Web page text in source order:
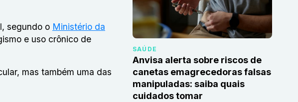
segundo o Ministério da
e uso crônico de
mas também uma das
SAÚDE
Anvisa alerta sobre riscos de
canetas emagrecedoras falsas
manipuladas: saiba quais
cuidados tomar